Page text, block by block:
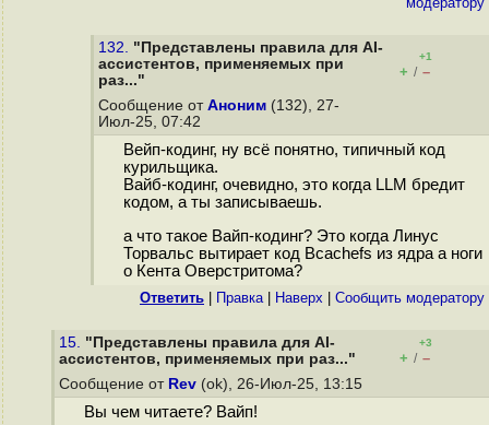
132. "Представлены правила для AI-
ассистентов, применяемых при
раз..."
+1
+ / –
Сообщение от Аноним (132), 27-
Июл-25, 07:42
Вейп-кодинг, ну всё понятно, типичный код
курильщика.
Вайб-кодинг, очевидно, это когда LLM бредит
кодом, а ты записываешь.
а что такое Вайп-кодинг? Это когда Линус
Торвальс вытирает код Bcachefs из ядра а ноги
о Кента Оверстритома?
Ответить Правка| Наверх Cообщить модератору
15. "Представлены правила для AI-
ассистентов, применяемых при раз..."
+3
+ / –
Сообщение от Rev (ok), 26-Июл-25, 13:15
Вы чем читаете? Вайп!